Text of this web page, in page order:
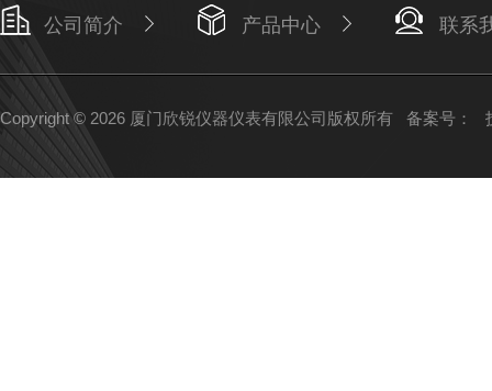
公司简介 产品中心 联系
Copyright © 2026 厦门欣锐仪器仪表有限公司版权所有 备案号：